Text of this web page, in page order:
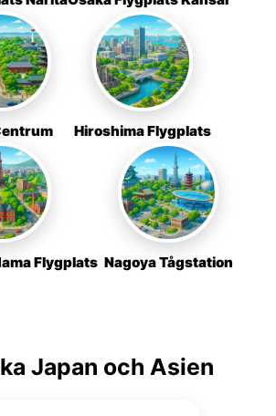
Hiroshima Flygplats
Flygplats Nagoya Tågstation
Japan och Asien